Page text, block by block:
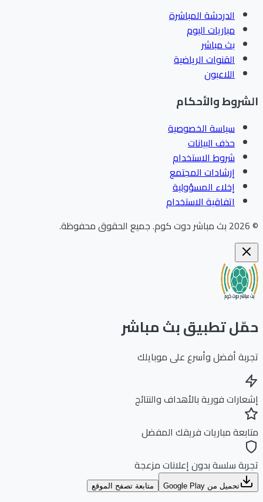
الدردشة المباشرة
مباريات اليوم
بث مباشر
القنوات الرياضية
اللاعبون
والأحكام
سياسة الخصوصية
حذف البيانات
شروط الاستخدام
إرشادات المجتمع
إخلاء المسؤولية
اتفاقية الاستخدام
بث مباشر دوت كوم.جميع الحقوق محفوظة.
تطبيق بث مباشر
أفضل وأسرع على موبايلك
فورية بالأهداف والنتائج
مباريات فريقك المفضل
سلسة بدون إعلانات مزعجة
تحميل من Google Play متابعة تصفح الموقع